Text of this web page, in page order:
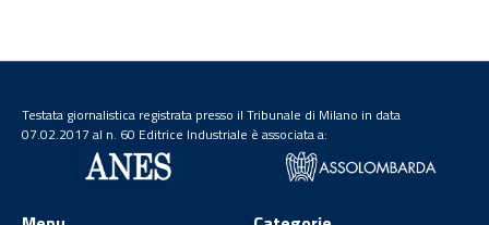
Testata giornalistica registrata presso il Tribunale di Milano in data
07.02.2017 al n. 60 Editrice Industriale è associata a: